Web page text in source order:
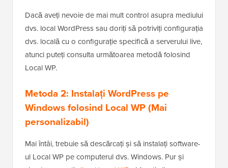
Dacă aveți nevoie de mai mult control asupra mediului
dvs. local WordPress sau doriți să potriviți configurația
dvs. locală cu o configurație specifică a serverului live,
atunci puteți consulta următoarea metodă folosind
Local WP.
Metoda 2: Instalați WordPress pe
Windows folosind Local WP (Mai
personalizabil)
Mai întâi, trebuie să descărcați și să instalați software-
ul Local WP pe computerul dvs. Windows. Pur și